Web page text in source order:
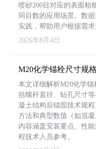
喷砂200目对应的表面粗
同目数的应用场景。数
实践，帮助用户根据需求
2026年8月4日
M20化学锚栓尺寸规
本文详细解析M20化学
括螺杆直径、钻孔尺寸
凝土结构后锚固技术规
方法和典型数值（如混凝
内容涵盖安装要点、性
程技术人员参考。